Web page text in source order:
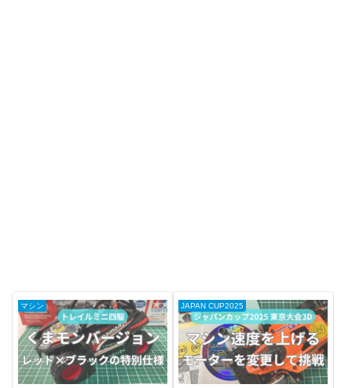
マシン JAPAN CUP2025